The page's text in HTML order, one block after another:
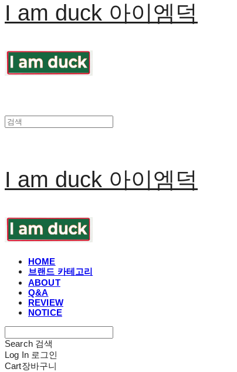
I am duck 아이엠덕
I am duck 아이엠덕
HOME
브랜드 카테고리
ABOUT
Q&A
REVIEW
NOTICE
Search 검색
Log In 로그인
Cart장바구니